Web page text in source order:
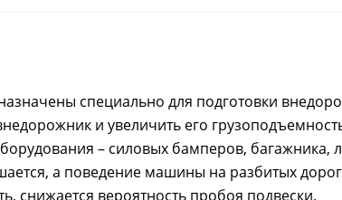
специально для подготовки
и увеличить его
– силовых бамперов, багажника,
а поведение машины на разбитых
снижается вероятность пробоя подвески.